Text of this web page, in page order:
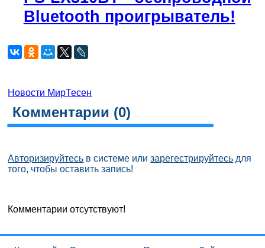
Bluetooth проигрыватель!
Новости МирТесен
Комментарии (0)
Авторизируйтесь в системе илизарегестрируйтесь для
того, чтобы оставить запись!
Комментарии отсутствуют!